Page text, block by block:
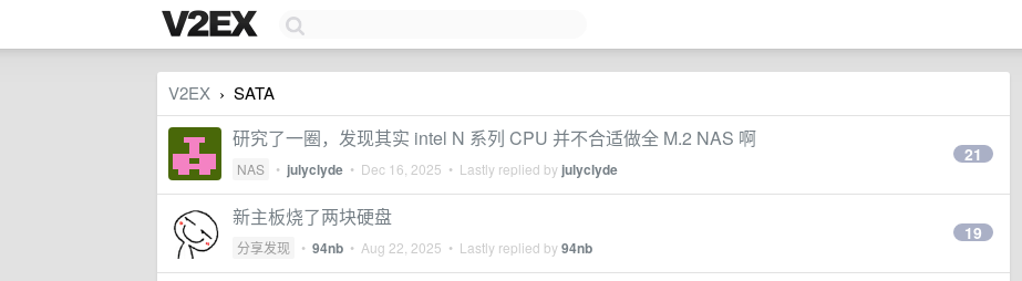
V2EX › SATA
研究了一圈，发现其实 intel N 系列 CPU 并不合适做全 M.2 NAS 啊
NAS • julyclyde • Dec 16, 2025 • Lastly replied by julyclyde
21
新主板烧了两块硬盘
分享发现 • 94nb • Aug 22, 2025 • Lastly replied by94nb
19